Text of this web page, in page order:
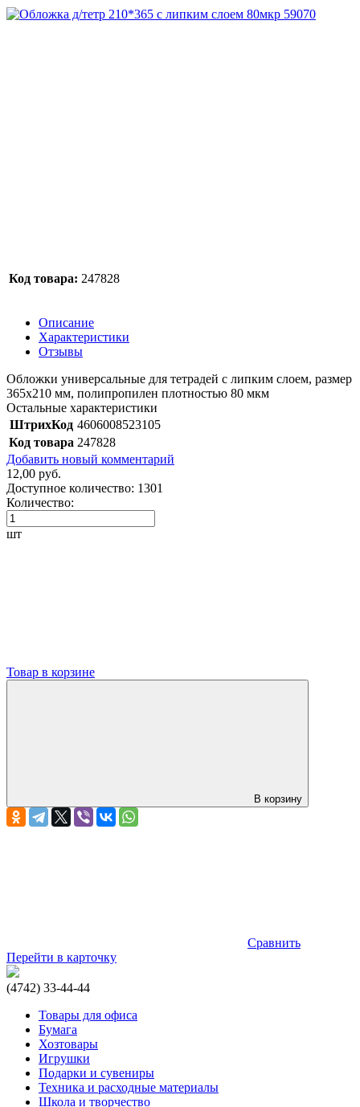
Код товара: 247828
Описание
Характеристики
Отзывы
Обложки универсальные для тетрадей с липким слоем, размер
365х210 мм, полипропилен плотностью 80 мкм
Остальные характеристики
ШтрихКод 4606008523105
Код товара 247828
Добавить новый комментарий
12,00 руб.
Доступное количество: 1301
Количество:
шт
Товар в корзине
В корзину
Сравнить
Перейти в карточку
(4742) 33-44-44
Товары для офиса
Бумага
Хозтовары
Игрушки
Подарки и сувениры
Техника и расходные материалы
Школа и творчество